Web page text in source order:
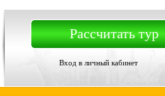
Рассчитать тур
Вход в личный кабинет